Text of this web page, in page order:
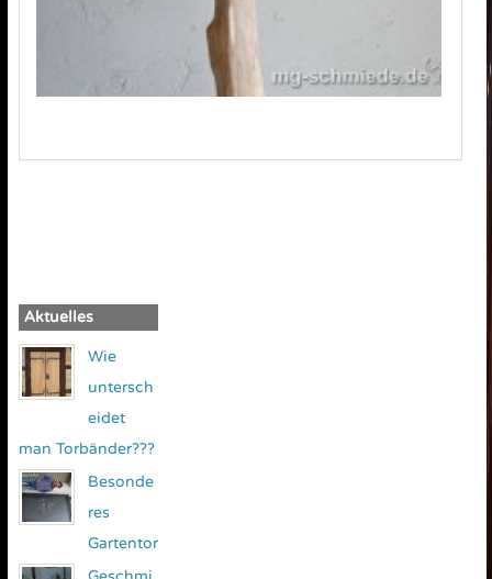
Aktuelles
Wie
untersch
eidet
man Torbänder???
Besonde
res
Gartentor